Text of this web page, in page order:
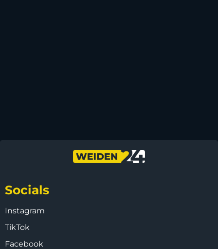
Socials
Instagram
TikTok
Facebook